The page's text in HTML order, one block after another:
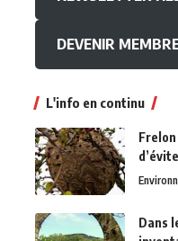
DEVENIR
L'info en continu
Dans